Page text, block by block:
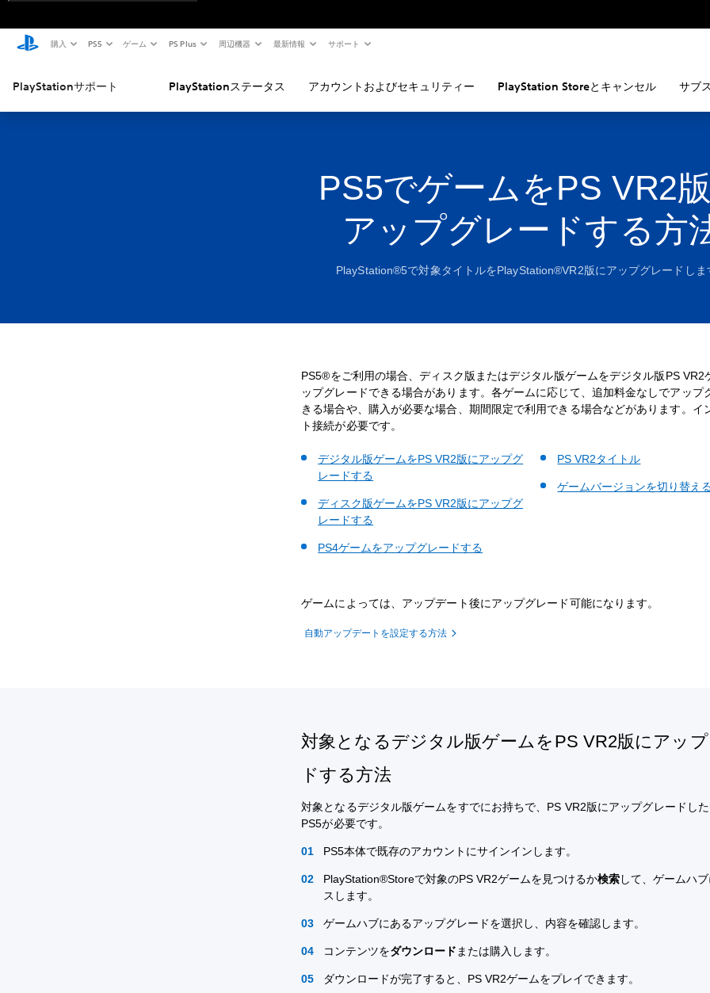
購入 PS5 ゲーム PS Plus 周辺機器 最新情報 サポート
PlayStationサポート PlayStationステータス アカウントおよびセキュリティー PlayStation Storeとキャンセル サブ
PS5でゲームをPS VR2
アップグレードする方
PlayStation®5で対象タイトルをPlayStation®VR2版にアップグレードしま
PS5®をご利用の場合、ディスク版またはデジタル版ゲームをデジタル版PS VR2
ップグレードできる場合があります。各ゲームに応じて、追加料金なしでアップ
きる場合や、購入が必要な場合、期間限定で利用できる場合などがあります。イ
ト接続が必要です。
デジタル版ゲームをPS VR2版にアップグ
レードする
ディスク版ゲームをPS VR2版にアップグ
レードする
PS4ゲームをアップグレードする
PS VR2タイトル
ゲームバージョンを切り替え
ゲームによっては、アップデート後にアップグレード可能になります。
自動アップデートを設定する方法
対象となるデジタル版ゲームをPS VR2版にアッ
ドする方法
対象となるデジタル版ゲームをすでにお持ちで、PS VR2版にアップグレードした
PS5が必要です。
PS5本体で既存のアカウントにサインインします。
PlayStation®Storeで対象のPS VR2ゲームを見つけるか検索して、ゲームハ
スします。
ゲームハブにあるアップグレードを選択し、内容を確認します。
コンテンツをダウンロード または購入します。
ダウンロードが完了すると、PS VR2ゲームをプレイできます。